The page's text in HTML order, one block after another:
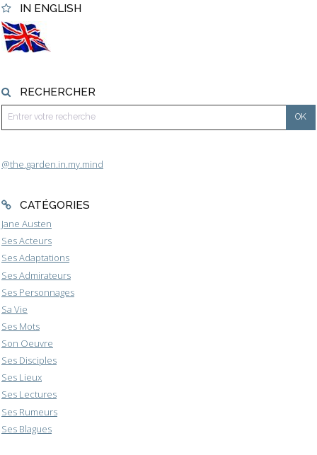
IN ENGLISH
RECHERCHER
@the.garden.in.my.mind
CATÉGORIES
Jane Austen
Ses Acteurs
Ses Adaptations
Ses Admirateurs
Ses Personnages
Sa Vie
Ses Mots
Son Oeuvre
Ses Disciples
Ses Lieux
Ses Lectures
Ses Rumeurs
Ses Blagues